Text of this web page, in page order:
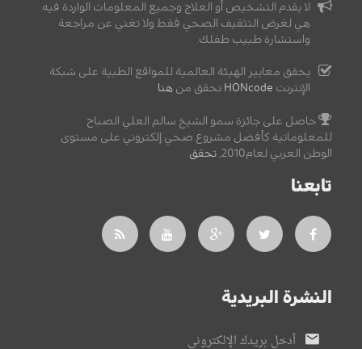
لا يقدم التشخيص أو العلاج وجميع المعلومات الواردة فيه
هي لغرض التثقيف الصحي فقط ولا تغني عن مراجعة
واستشارة طبيب طفلك.
يحقق معايير الهيئة العالمية للمواقع الطبية على شبكة
الإنترنت HONcode تحقق من هنا
حاصل على جائزة سمو الشيخ سالم العلي الصباح
للمعلوماتية كأفضل مشروع صحي إلكتروني على مستوى
الوطن العربي لعام2010,
تحقق.
تابعنا
النشرة البريدية
أدخل بريدك الإلكتروني